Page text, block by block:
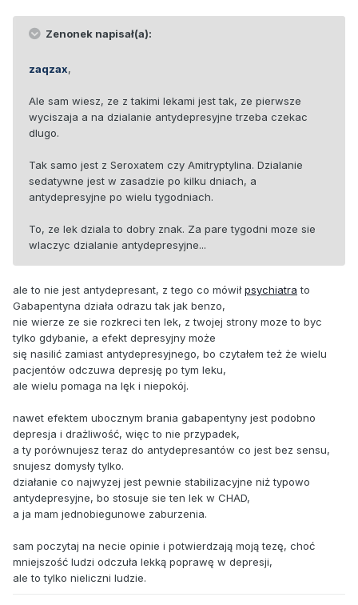
Zenonek napisał(a):
zaqzax,
Ale sam wiesz, ze z takimi lekami jest tak, ze pierwsze
wyciszaja a na dzialanie antydepresyjne trzeba czekac
dlugo.
Tak samo jest z Seroxatem czy Amitryptylina. Dzialanie
sedatywne jest w zasadzie po kilku dniach, a
antydepresyjne po wielu tygodniach.
To, ze lek dziala to dobry znak. Za pare tygodni moze sie
wlaczyc dzialanie antydepresyjne...
ale to nie jest antydepresant, z tego co mówiłpsychiatra to
Gabapentyna działa odrazu tak jak benzo,
nie wierze ze sie rozkreci ten lek, z twojej strony moze to byc
tylko gdybanie, a efekt depresyjny może
się nasilić zamiast antydepresyjnego, bo czytałem też że wielu
pacjentów odczuwa depresję po tym leku,
ale wielu pomaga na lęk i niepokój.
nawet efektem ubocznym brania gabapentyny jest podobno
depresja i drażliwość, więc to nie przypadek,
a ty porównujesz teraz do antydepresantów co jest bez sensu,
snujesz domysły tylko.
działanie co najwyzej jest pewnie stabilizacyjne niż typowo
antydepresyjne, bo stosuje sie ten lek w CHAD,
a ja mam jednobiegunowe zaburzenia.
sam poczytaj na necie opinie i potwierdzają moją tezę, choć
mniejszość ludzi odczuła lekką poprawę w depresji,
ale to tylko nieliczni ludzie.